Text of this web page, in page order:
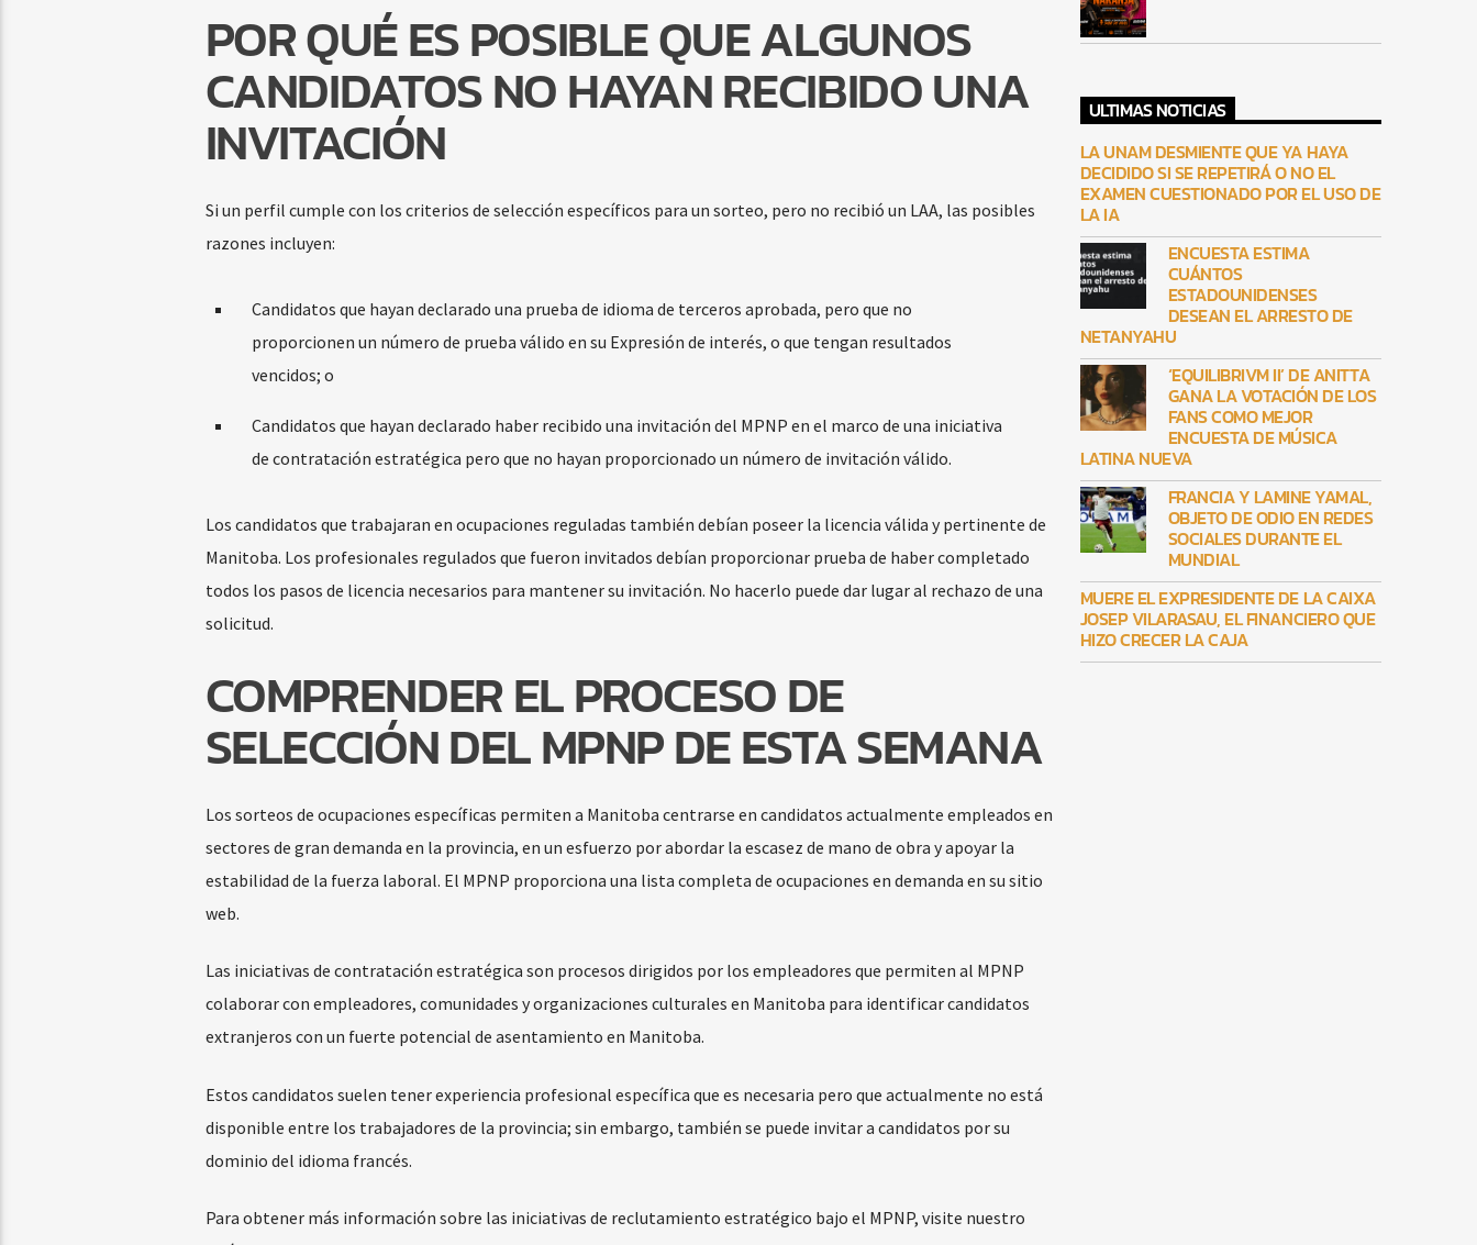
POR QUÉ ES POSIBLE QUE ALGUNOS
CANDIDATOS NO HAYAN RECIBIDO UNA
INVITACIÓN
Si un perfil cumple con los criterios de selección específicos para un sorteo, pero no recibió un LAA, las posibles
razones incluyen:
Candidatos que hayan declarado una prueba de idioma de terceros aprobada, pero que no
proporcionen un número de prueba válido en su Expresión de interés, o que tengan resultados
vencidos; o
Candidatos que hayan declarado haber recibido una invitación del MPNP en el marco de una iniciativa
de contratación estratégica pero que no hayan proporcionado un número de invitación válido.
Los candidatos que trabajaran en ocupaciones reguladas también debían poseer la licencia válida y pertinente de
Manitoba. Los profesionales regulados que fueron invitados debían proporcionar prueba de haber completado
todos los pasos de licencia necesarios para mantener su invitación. No hacerlo puede dar lugar al rechazo de una
solicitud.
COMPRENDER EL PROCESO DE
SELECCIÓN DEL MPNP DE ESTA SEMANA
Los sorteos de ocupaciones específicas permiten a Manitoba centrarse en candidatos actualmente empleados en
sectores de gran demanda en la provincia, en un esfuerzo por abordar la escasez de mano de obra y apoyar la
estabilidad de la fuerza laboral. El MPNP proporciona una lista completa de ocupaciones en demanda en su sitio
web.
Las iniciativas de contratación estratégica son procesos dirigidos por los empleadores que permiten al MPNP
colaborar con empleadores, comunidades y organizaciones culturales en Manitoba para identificar candidatos
extranjeros con un fuerte potencial de asentamiento en Manitoba.
Estos candidatos suelen tener experiencia profesional específica que es necesaria pero que actualmente no está
disponible entre los trabajadores de la provincia; sin embargo, también se puede invitar a candidatos por su
dominio del idioma francés.
Para obtener más información sobre las iniciativas de reclutamiento estratégico bajo el MPNP, visite nuestro
ULTIMAS NOTICIAS
LA UNAM DESMIENTE QUE YA HAYA
DECIDIDO SI SE REPETIRÁ O NO EL
EXAMEN CUESTIONADO POR EL USO DE
LA IA
ENCUESTA ESTIMA
CUÁNTOS
ESTADOUNIDENSES
DESEAN EL ARRESTO DE
NETANYAHU
‘EQUILIBRIVM II’ DE ANITTA
GANA LA VOTACIÓN DE LOS
FANS COMO MEJOR
ENCUESTA DE MÚSICA
LATINA NUEVA
FRANCIA Y LAMINE YAMAL,
OBJETO DE ODIO EN REDES
SOCIALES DURANTE EL
MUNDIAL
MUERE EL EXPRESIDENTE DE LA CAIXA
JOSEP VILARASAU, EL FINANCIERO QUE
HIZO CRECER LA CAJA